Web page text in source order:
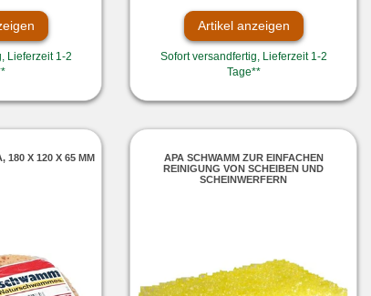
Lieferzeit 1-2
Artikel anzeigen
Sofort versandfertig, Lieferzeit 1-2
Tage**
180 X 120 X 65 MM
APA SCHWAMM ZUR EINFACHEN
REINIGUNG VON SCHEIBEN UND
SCHEINWERFERN